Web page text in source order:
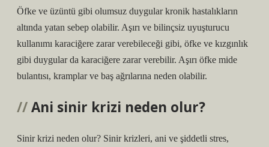
Öfke ve üzüntü gibi olumsuz duygular kronik hastalıkların
altında yatan sebep olabilir. Aşırı ve bilinçsiz uyuşturucu
kullanımı karaciğere zarar verebileceği gibi, öfke ve kızgınlık
gibi duygular da karaciğere zarar verebilir. Aşırı öfke mide
bulantısı, kramplar ve baş ağrılarına neden olabilir.
Ani sinir krizi neden olur?
Sinir krizi neden olur? Sinir krizleri, ani ve şiddetli stres,